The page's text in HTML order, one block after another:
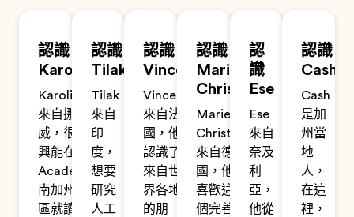
認識
Karoline
Karoline
來自挪
威，很高
興能在EF
Academy
南加州校
區就讀。
認識
Tilak
Tilak
來自
印
度，
想要
研究
人工
認識
Vincent
Vincent
來自法
國，他
認識了
來自世
界各地
的朋
認識
Marie-
Christin
Marie-
Christin
來自德
國，他
喜歡這
個完善
認
識
Ese
Ese
來自
奈及
利
亞，
他從
認識
Cash
Cash
是加
州當
地
人，
在這
裡，